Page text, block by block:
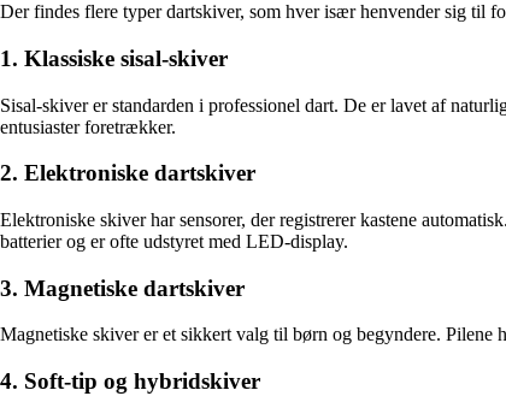
Der findes flere typer dartskiver, som hver især henvender sig til
1. Klassiske sisal-skiver
Sisal-skiver er standarden i professionel dart. De er lavet af
entusiaster foretrækker.
2. Elektroniske dartskiver
Elektroniske skiver har sensorer, der registrerer kastene
batterier og er ofte udstyret med LED-display.
3. Magnetiske dartskiver
Magnetiske skiver er et sikkert valg til børn og begyndere.
4. Soft-tip og hybridskiver